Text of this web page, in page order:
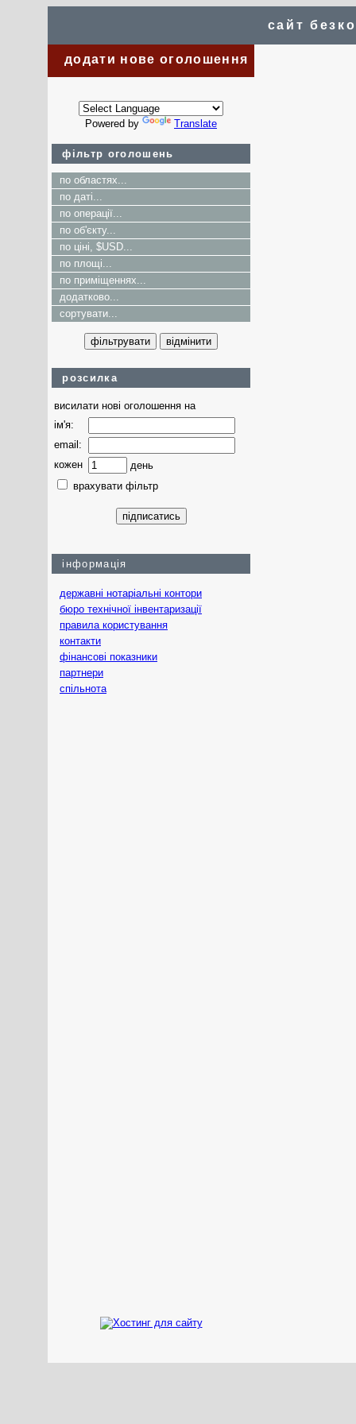
сайт
додати нове оголошення
Powered by Translate
фільтр оголошень
по областях...
по даті...
по операції...
по об'єкту...
по ціні, $USD...
по площі...
по приміщеннях...
додатково...
сортувати...
розсилка
висилати нові оголошення на
ім'я:
email:
кожен
день
врахувати фільтр
інформація
державні нотаріальні контори
бюро технічної інвентаризації
правила користування
контакти
фінансові показники
партнери
спільнота